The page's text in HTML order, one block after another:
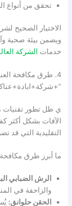
تحقق من أنواع
الاختيار الصحيح
ويضمن بيئة صحية
خدمات الشركة
4. طرق مكافحة
ي ظل تطور تقنيات
الآفات بشكل أكثر
التقليدية التي قد
ما أبرز طرق مكافحة
الرش الضبابي
والزاحفة في
الحقن حلوانق: